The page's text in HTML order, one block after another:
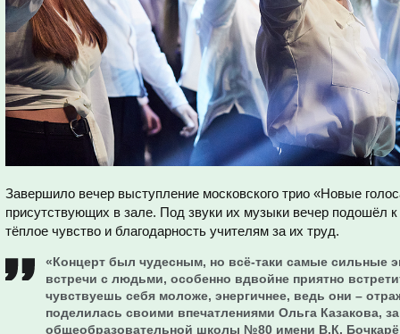
Завершило вечер выступление московского трио «Новые
присутствующих в зале. Под звуки их музыки вечер подошёл к
тёплое чувство и благодарность учителям за их труд.
«Концерт был чудесным, но всё-таки самые сильные
встречи с людьми, особенно вдвойне приятно
чувствуешь себя моложе, энергичнее, ведь они –
поделилась своими впечатлениями Ольга Казакова,
общеобразовательной школы №80 имени В.К.